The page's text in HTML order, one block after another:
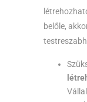
belőle,